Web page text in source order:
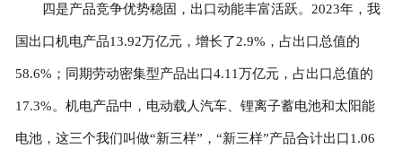
四是产品竞争优势稳固，出口动能丰富活跃。2023年，我
国出口机电产品13.92万亿元，增长了2.9%，占出口总值的
58.6%；同期劳动密集型产品出口4.11万亿元，占出口总值的
17.3%。机电产品中，电动载人汽车、锂离子蓄电池和太阳能
电池，这三个我们叫做“新三样”，“新三样”产品合计出口1.06